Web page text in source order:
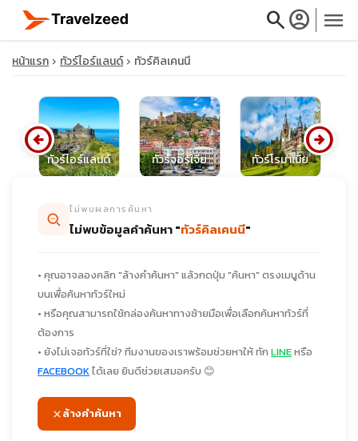
searchaccount_circle menu
close
search
หน้าแรก ทัวร์ไอร์แลนด์ ทัวร์คิลเคนนี
ทัวร์ไอร์แลนด์ ทัวร์จอร์เจีย ทัวร์โรมาเนีย
arrow_circle_left arrow_circle_right
ไม่พบผลการค้นหา
ไม่พบข้อมูลคำค้นหา "ทัวร์คิลเคนนี"
• คุณอาจลองคลิก "ล้างคำค้นหา" แล้วกดปุ่ม "ค้นหา" ตรงเมนูด้าน
บนเพื่อค้นหาทัวร์ใหม่
• หรือคุณสามารถใช้กล่องค้นหาทางซ้ายมือเพื่อเลือกค้นหาทัวร์ที่
ต้องการ
• ยังไม่เจอทัวร์ที่ใช่? ทีมงานของเราพร้อมช่วยหาให้ ทัก LINEหรือ
FACEBOOKได้เลย ยินดีช่วยเสมอครับ 😊
ล้างคำค้นหา